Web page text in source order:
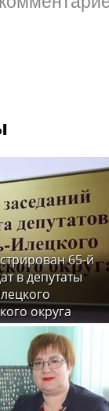
65-й
в депутаты
округа